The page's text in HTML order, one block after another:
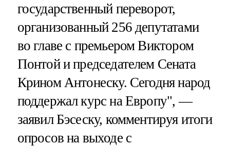
государственный переворот,
организованный 256 депутатами
во главе с премьером Виктором
Понтой и председателем Сената
Крином Антонеску. Сегодня народ
поддержал курс на Европу", —
заявил Бэсеску, комментируя итоги
опросов на выходе с